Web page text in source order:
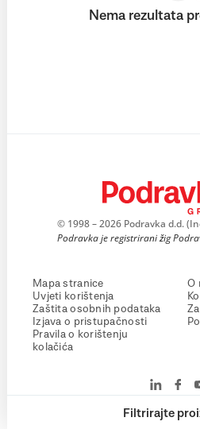
Filtrirajte
Nema rezultata
© 1998 – 2026 Podravka d.d.
Podravka je registrirani žig
Mapa stranice
Uvjeti korištenja
Zaštita osobnih podataka
Izjava o pristupačnosti
Pravila o korištenju
kolačića
O